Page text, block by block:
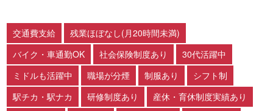
交通費支給
残業ほぼなし(月20時間未満)
バイク・車通勤OK
社会保険制度あり
30代活躍中
ミドルも活躍中
職場が分煙 制服あり
シフト制
駅チカ・駅ナカ
研修制度あり
産休・育休制度実績あり